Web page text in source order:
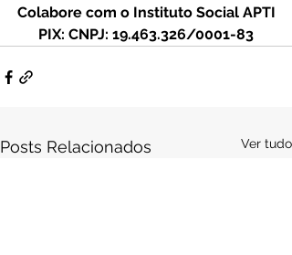
Colabore com o Instituto Social APTI
PIX: CNPJ: 19.463.326/0001-83
Posts Relacionados Ver tudo